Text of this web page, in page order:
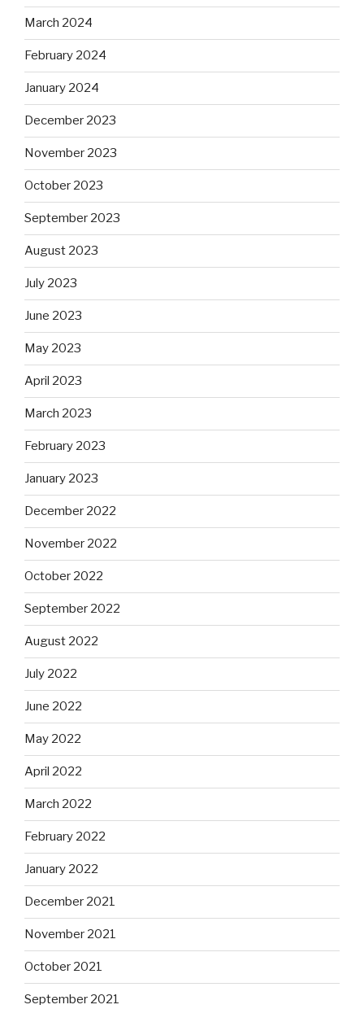
March 2024
February 2024
January 2024
December 2023
November 2023
October 2023
September 2023
August 2023
July 2023
June 2023
May 2023
April 2023
March 2023
February 2023
January 2023
December 2022
November 2022
October 2022
September 2022
August 2022
July 2022
June 2022
May 2022
April 2022
March 2022
February 2022
January 2022
December 2021
November 2021
October 2021
September 2021